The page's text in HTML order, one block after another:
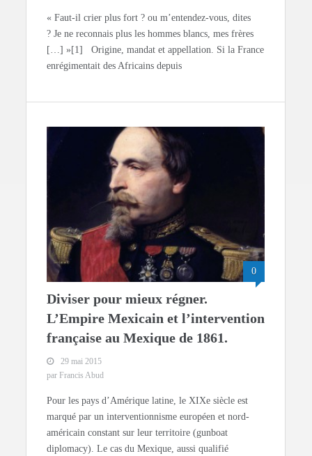
« Faut-il crier plus fort ? ou m’entendez-vous, dites
? Je ne reconnais plus les hommes blancs, mes frères
[…] »[1] Origine, mandat et appellation. Si la France
enrégimentait des Africains depuis
0
Diviser pour mieux régner.
L’Empire Mexicain et l’intervention
française au Mexique de 1861.
29 mai 2015
par Francis Abud
Pour les pays d’Amérique latine, le XIXe siècle est
marqué par un interventionnisme européen et nord-
américain constant sur leur territoire (gunboat
diplomacy). Le cas du Mexique, aussi qualifié